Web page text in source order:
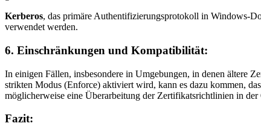
Kerberos, das primäre Authentifizierungsprotokoll in Windows-
verwendet werden.
6. Einschränkungen und Kompatibilität:
In einigen Fällen, insbesondere in Umgebungen, in denen ältere
strikten Modus (Enforce) aktiviert wird, kann es dazu kommen,
möglicherweise eine Überarbeitung der Zertifikatsrichtlinien in der
Fazit: